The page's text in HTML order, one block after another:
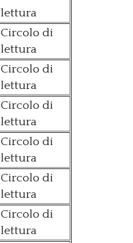
lettura
Circolo di
lettura
Circolo di
lettura
Circolo di
lettura
Circolo di
lettura
Circolo di
lettura
Circolo di
lettura